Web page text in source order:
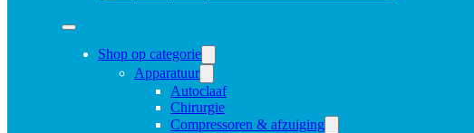
Shop op categorie
Apparatuur
Autoclaaf
Chirurgie
Compressoren & afzuiging